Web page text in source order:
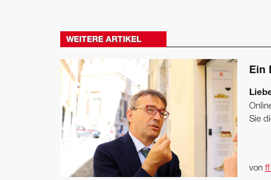
WEITERE ARTIKEL
Ein
Sie
von